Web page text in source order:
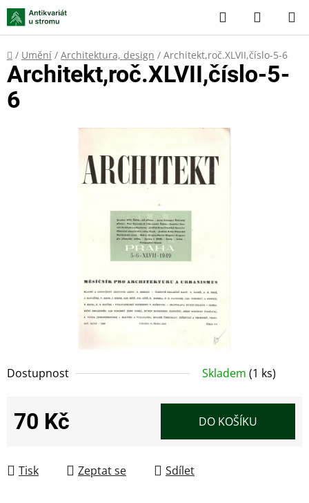
Přejít
na
obsah
Hledat
KOŠÍK
Domů
/ Umění / Architektura, design / Architekt,roč.XLVII,číslo-5-6
Dostupnost Skladem (1 ks)
70 Kč DO KOŠÍKU
Tisk Zeptat se Sdílet
Architekt,roč.XLVII,číslo-5-
6